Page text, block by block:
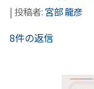
| 投稿者: 宮部 龍彦
8件の返信